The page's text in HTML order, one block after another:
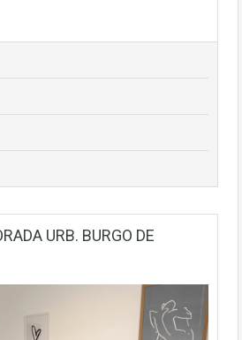
URB. BURGO DE